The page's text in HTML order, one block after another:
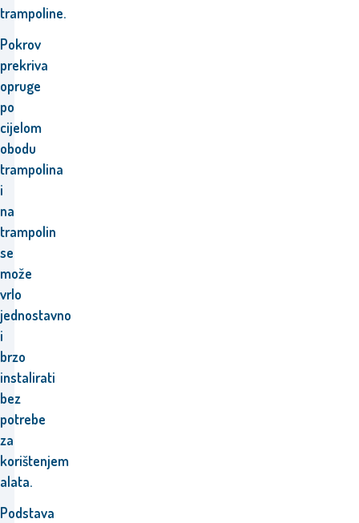
trampoline.
Pokrov
prekriva
opruge
po
cijelom
obodu
trampolina
i
na
trampolin
se
može
vrlo
jednostavno
i
brzo
instalirati
bez
potrebe
za
korištenjem
alata.
Podstava